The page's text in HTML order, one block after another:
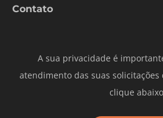
Contato
A sua privacidade é
atendimento das suas
clique abaixo